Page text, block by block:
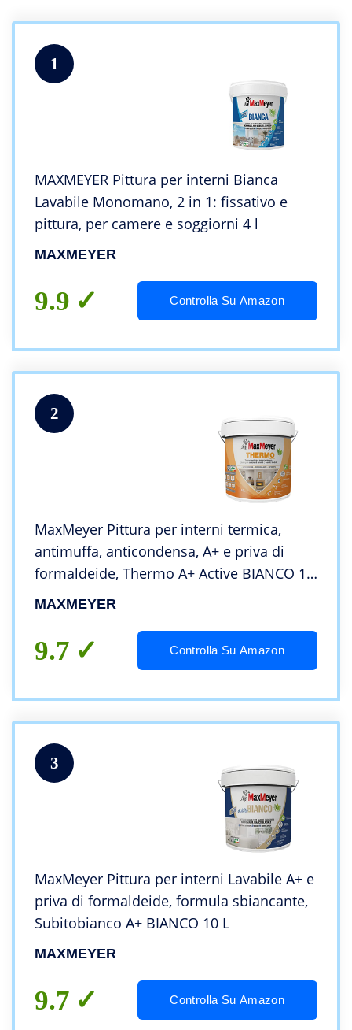
1
MAXMEYER Pittura per interni Bianca
Lavabile Monomano, 2 in 1: fissativo e
pittura, per camere e soggiorni 4 l
MAXMEYER
9.9 Controlla Su Amazon
2
MaxMeyer Pittura per interni termica,
antimuffa, anticondensa, A+ e priva di
formaldeide, Thermo A+ Active BIANCO 10
L
MAXMEYER
9.7 Controlla Su Amazon
3
MaxMeyer Pittura per interni Lavabile A+ e
priva di formaldeide, formula sbiancante,
Subitobianco A+ BIANCO 10 L
MAXMEYER
9.7 Controlla Su Amazon